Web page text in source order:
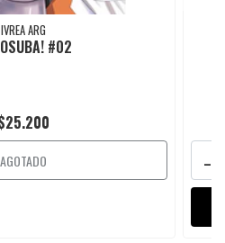
IVREA ARG
#02
AGOTADO -